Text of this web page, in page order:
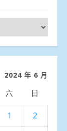
2024 年 6 月
六 日
1
2